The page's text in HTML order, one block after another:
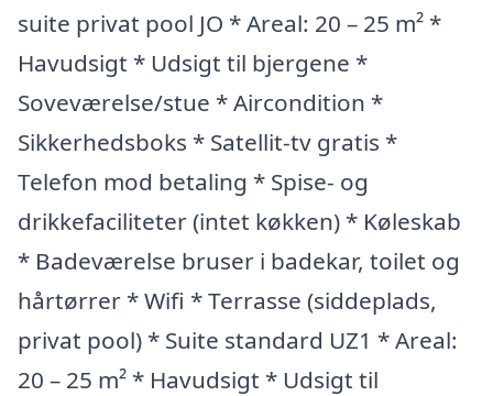
suite privat pool JO * Areal: 20 – 25 m² *
Havudsigt * Udsigt til bjergene *
Soveværelse/stue * Aircondition *
Sikkerhedsboks * Satellit-tv gratis *
Telefon mod betaling * Spise- og
drikkefaciliteter (intet køkken) * Køleskab
* Badeværelse bruser i badekar, toilet og
hårtørrer * Wifi * Terrasse (siddeplads,
privat pool) * Suite standard UZ1 * Areal:
20 – 25 m² * Havudsigt * Udsigt til